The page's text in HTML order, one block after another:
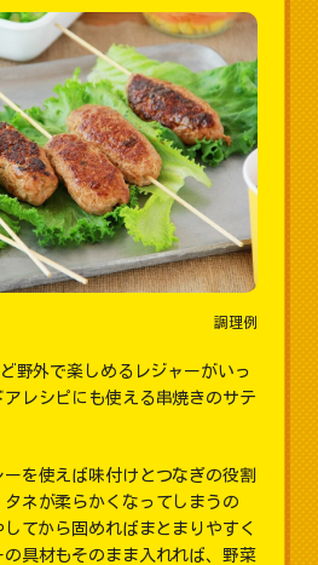
調理例
野外で楽しめるレジャーがいっ
レシピにも使える串焼きのサテ
を使えば味付けとつなぎの役割
ネが柔らかくなってしまうの
てから固めればまとまりやすく
具材もそのまま入れれば、野菜